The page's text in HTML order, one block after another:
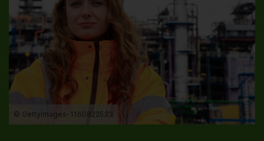
© GettyImages-1160822533